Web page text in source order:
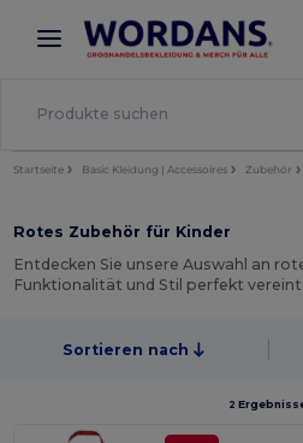
× Wordans App
Bessere Preise in der App!
Startseite Basic Kleidung | Accessoires Zubehör
Rotes Zubehör für Kinder
Entdecken Sie unsere Auswahl an
Funktionalität und Stil perfekt
Sortieren nach
2